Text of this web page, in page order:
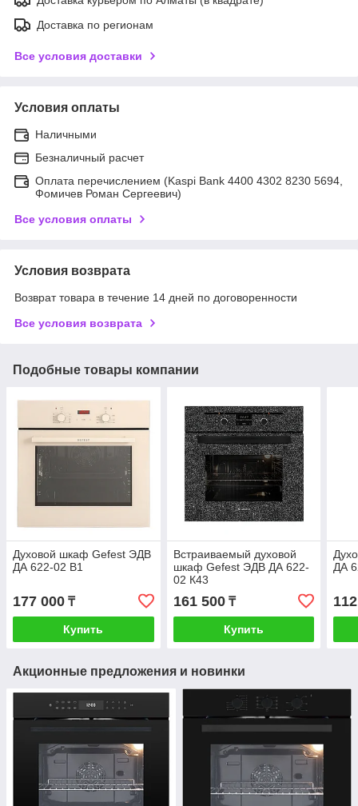
Доставка по регионам
Все условия доставки
Условия оплаты
Наличными
Безналичный расчет
Оплата перечислением (Kaspi Bank 4400 4302 8230 5694,
Фомичев Роман Сергеевич)
Все условия оплаты
Условия возврата
Возврат товара в течение 14 дней по договоренности
Все условия возврата
Подобные товары компании
Духовой шкаф Gefest ЭДВ
ДА 622-02 В1
177 000 ₸
Купить
Встраиваемый духовой
шкаф Gefest ЭДВ ДА 622-
02 К43
161 500₸
Купить
ДА
Акционные предложения и новинки